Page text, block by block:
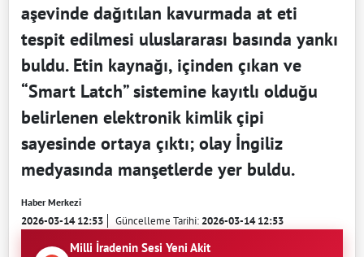
aşevinde dağıtılan kavurmada at eti
tespit edilmesi uluslararası basında yankı
buldu. Etin kaynağı, içinden çıkan ve
“Smart Latch” sistemine kayıtlı olduğu
belirlenen elektronik kimlik çipi
sayesinde ortaya çıktı; olay İngiliz
medyasında manşetlerde yer buldu.
Haber Merkezi
2026-03-14 12:53 Güncelleme Tarihi:2026-03-14 12:53
Milli İradenin Sesi Yeni Akit